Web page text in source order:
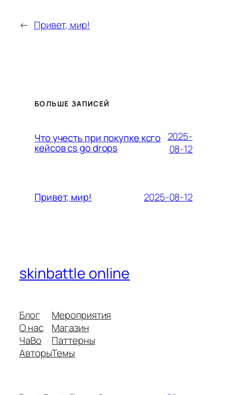
← Привет, мир!
БОЛЬШЕ ЗАПИСЕЙ
Что учесть при покупке ксго
кейсов cs go drops
2025-
08-12
Привет, мир! 2025-08-12
skinbattle online
Блог
О нас
ЧаВо
Авторы
Мероприятия
Магазин
Паттерны
Темы